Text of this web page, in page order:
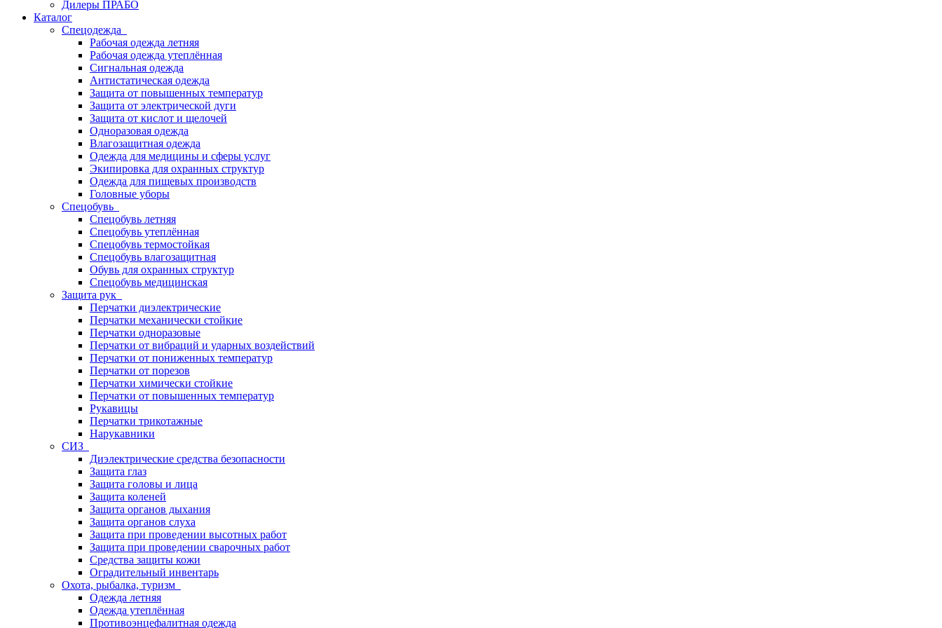
Дилеры ПРАБО
Каталог
Спецодежда
Рабочая одежда летняя
Рабочая одежда утеплённая
Сигнальная одежда
Антистатическая одежда
Защита от повышенных температур
Защита от электрической дуги
Защита от кислот и щелочей
Одноразовая одежда
Влагозащитная одежда
Одежда для медицины и сферы услуг
Экипировка для охранных структур
Одежда для пищевых производств
Головные уборы
Спецобувь
Спецобувь летняя
Спецобувь утеплённая
Спецобувь термостойкая
Спецобувь влагозащитная
Обувь для охранных структур
Спецобувь медицинская
Защита рук
Перчатки диэлектрические
Перчатки механически стойкие
Перчатки одноразовые
Перчатки от вибраций и ударных воздействий
Перчатки от пониженных температур
Перчатки от порезов
Перчатки химически стойкие
Перчатки от повышенных температур
Рукавицы
Перчатки трикотажные
Нарукавники
СИЗ
Диэлектрические средства безопасности
Защита глаз
Защита головы и лица
Защита коленей
Защита органов дыхания
Защита органов слуха
Защита при проведении высотных работ
Защита при проведении сварочных работ
Средства защиты кожи
Оградительный инвентарь
Охота, рыбалка, туризм
Одежда летняя
Одежда утеплённая
Противоэнцефалитная одежда